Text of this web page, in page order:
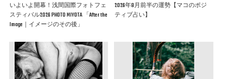
いよいよ開幕！浅間国際フォトフェ
スティバル2026 PHOTO MIYOTA 「After the
Image｜イメージのその後」
2026年8月前半の運勢【マコのポジ
ティブ占い】